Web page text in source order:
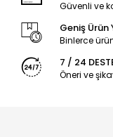
Güvenli ve
Geniş Ürün
Binlerce
7 / 24
Öneri ve